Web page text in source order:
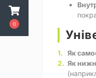
0
Як
Як